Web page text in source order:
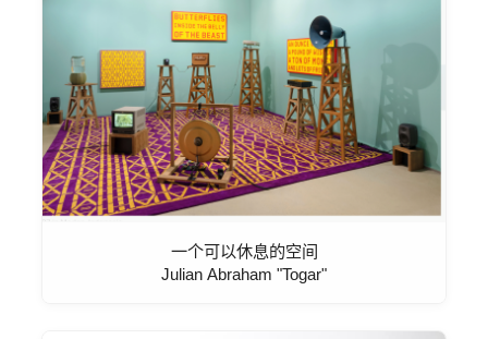
一个可以休息的空间
Julian Abraham "Togar"